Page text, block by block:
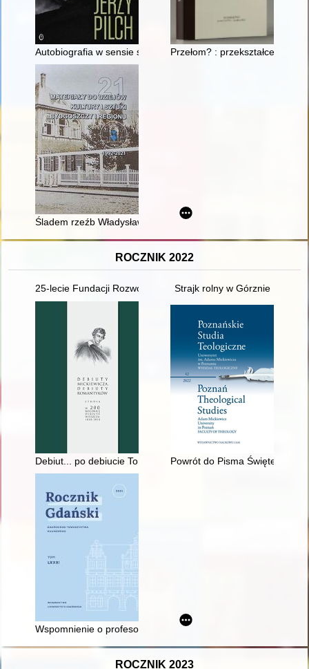
Autobiografia w sensie ścisłym, a nawet umownym
Przełom? : przekształcenie
Śladem rzeźb Władysława Marcinkowskiego na Kujawach :
ROCZNIK 2022
25-lecie Fundacji Rozwoju Regionu Pierzchnica
Strajk rolny w Górznie
Debiut... po debiucie Tomasza Augusta Olizarowskiego
Powrót do Pisma Świętego
Wspomnienie o profesorze Lechu Mokrzeckim (ur. 5 kwietnia
ROCZNIK 2023